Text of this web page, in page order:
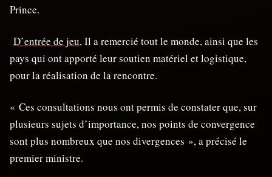
Prince.
D’entrée de jeu,Il a remercié tout le monde, ainsi que les
pays qui ont apporté leur soutien matériel et logistique,
pour la réalisation de la rencontre.
« Ces consultations nous ont permis de constater que, sur
plusieurs sujets d’importance, nos points de convergence
sont plus nombreux que nos divergences », a précisé le
premier ministre.